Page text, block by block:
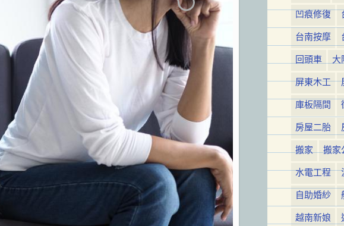
凹痕修復
台南按摩
回頭車
大
屏東木工
庫板隔間
房屋二胎
搬家
搬家
水電工程
自助婚紗
越南新娘